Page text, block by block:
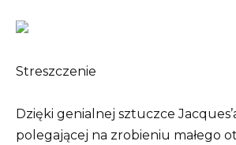
Streszczenie
Dzięki genialnej sztuczce
polegającej na zrobieniu małego